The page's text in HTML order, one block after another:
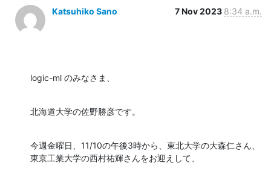
Katsuhiko Sano 7 Nov 2023 8:34 a.m.
logic-ml のみなさま、
北海道大学の佐野勝彦です。
今週金曜日、11/10の午後3時から、東北大学の大森仁さん、
東京工業大学の西村祐輝さんをお迎えして、